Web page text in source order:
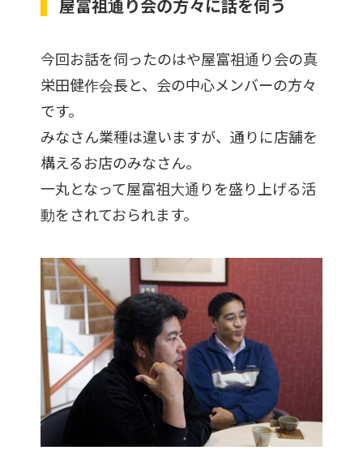
屋富祖通り会の方々に話を伺う
今回お話を伺ったのはや屋富祖通り会の真
栄田健作会長と、会の中心メンバーの方々
です。
みなさん業種は違いますが、通りに店舗を
構えるお店のみなさん。
一丸となって屋富祖大通りを盛り上げる活
動をされておられます。